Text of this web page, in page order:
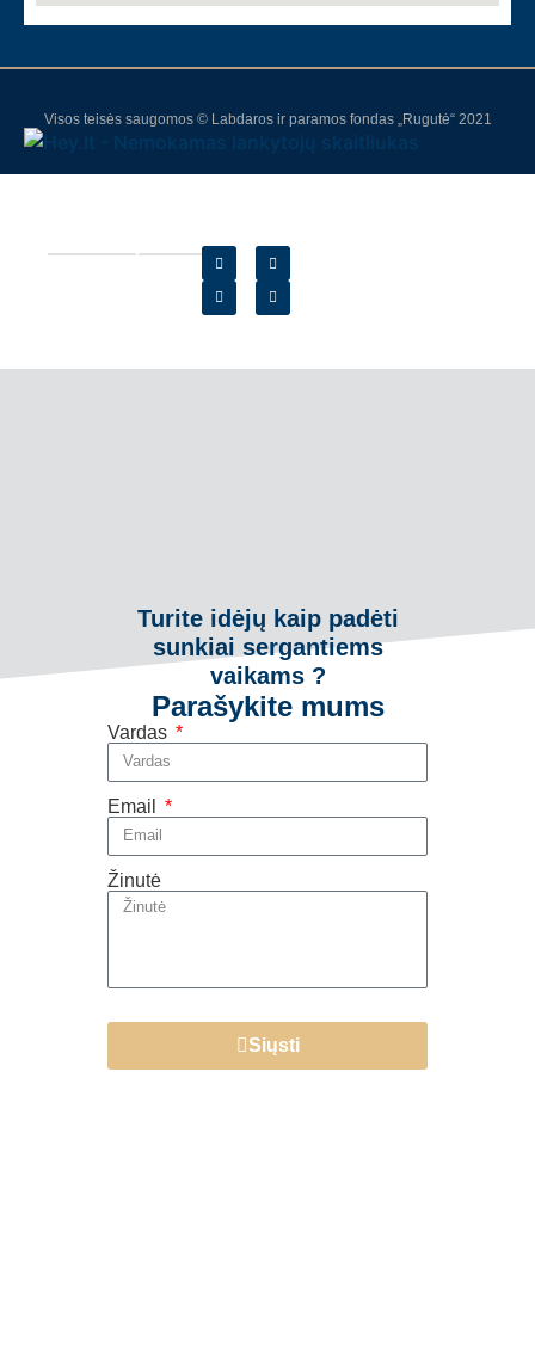
Visos teisės saugomos © Labdaros ir paramos fondas „Rugutė“ 2021
Turite idėjų kaip padėti
sunkiai sergantiems
vaikams ?
Parašykite mums
Vardas
Email
Žinutė
Siųsti